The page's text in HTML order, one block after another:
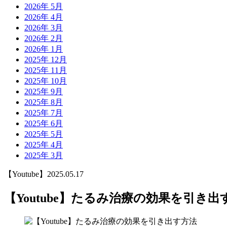
2026年 5月
2026年 4月
2026年 3月
2026年 2月
2026年 1月
2025年 12月
2025年 11月
2025年 10月
2025年 9月
2025年 8月
2025年 7月
2025年 6月
2025年 5月
2025年 4月
2025年 3月
【Youtube】 2025.05.17
【Youtube】たるみ治療の効果を引き出